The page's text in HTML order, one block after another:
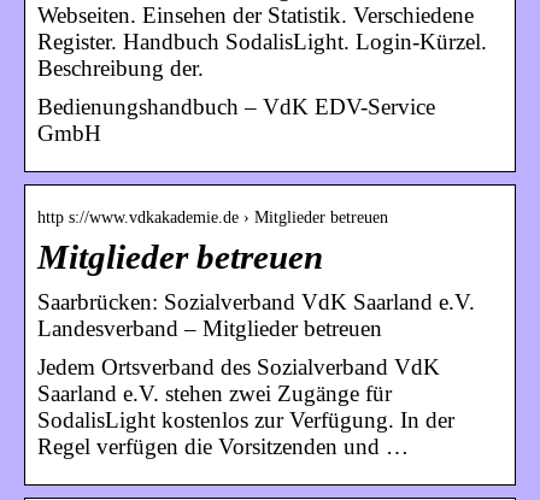
Webseiten. Einsehen der Statistik. Verschiedene
Register. Handbuch SodalisLight. Login-Kürzel.
Beschreibung der.
Bedienungshandbuch – VdK EDV-Service
GmbH
http s://www.vdkakademie.de › Mitglieder betreuen
Mitglieder betreuen
Saarbrücken: Sozialverband VdK Saarland e.V.
Landesverband – Mitglieder betreuen
Jedem Ortsverband des Sozialverband VdK
Saarland e.V. stehen zwei Zugänge für
SodalisLight kostenlos zur Verfügung. In der
Regel verfügen die Vorsitzenden und …